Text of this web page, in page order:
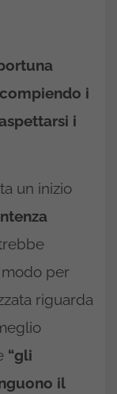
i
i
un inizio
modo per
riguarda
“gli
il